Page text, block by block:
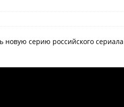
новую серию российского